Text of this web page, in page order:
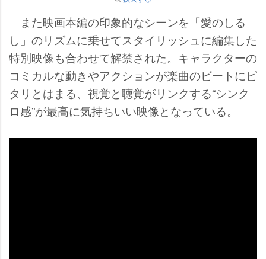
また映画本編の印象的なシーンを「愛のしる
し」のリズムに乗せてスタイリッシュに編集した
特別映像も合わせて解禁された。キャラクターの
コミカルな動きやアクションが楽曲のビートにピ
タリとはまる、視覚と聴覚がリンクする“シンク
ロ感”が最高に気持ちいい映像となっている。